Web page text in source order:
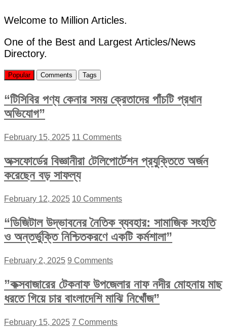
Welcome to Million Articles.
One of the Best and Largest Articles/News
Directory.
Popular Comments Tags
“টিসিবির পণ্য কেনার সময় ক্রেতাদের পাঁচটি প্রধান
অভিযোগ”
February 15, 2025 11 Comments
অক্সফোর্ডের বিজ্ঞানীরা টেলিপোর্টেশন প্রযুক্তিতে অর্জন
করেছেন বড় সাফল্য
February 12, 2025 10 Comments
“ডিজিটাল উদ্ভাবনের নৈতিক ব্যবহার: সামাজিক সংহতি
ও অন্তর্ভুক্তি নিশ্চিতকরণে একটি কর্মশালা”
February 2, 2025 9 Comments
”কক্সবাজারের টেকনাফ উপজেলার নাফ নদীর মোহনায় মাছ
ধরতে গিয়ে চার বাংলাদেশি মাঝি নিখোঁজ”
February 15, 2025 7 Comments